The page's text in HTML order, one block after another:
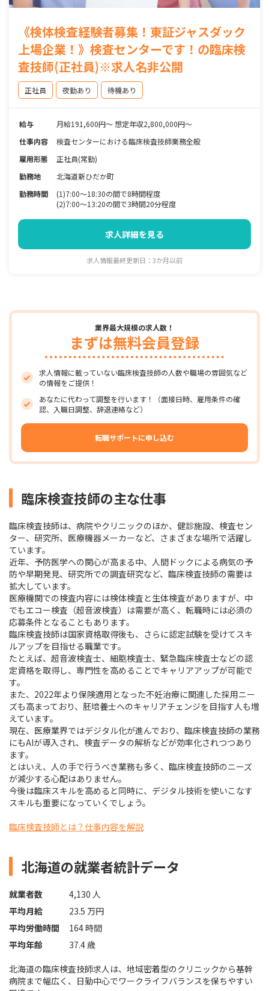
《検体検査経験者募集！東証ジャスダック
上場企業！》検査センターです！の臨床検
査技師(正社員)※求人名非公開
正社員 夜勤あり 待機あり
給与
月給191,600円〜 想定年収2,800,000円～
仕事内容
検査センターにおける臨床検査技師業務全般
雇用形態
正社員(常勤)
勤務地
北海道新ひだか町
勤務時間
(1)7:00〜18:30の間で8時間程度
(2)7:00～13:20の間で3時間20分程度
求人詳細を見る
求人情報最終更新日：3か月以前
業界最大規模の求人数！
まずは無料会員登録
求人情報に載っていない臨床検査技師の人数や職場の雰囲気など
の情報をご提供！
あなたに代わって調整を行います！（面接日時、雇用条件の確
認、入職日調整、辞退連絡など）
転職サポートに申し込む
臨床検査技師の主な仕事
臨床検査技師は、病院やクリニックのほか、健診施設、検査セン
ター、研究所、医療機器メーカーなど、さまざまな場所で活躍し
ています。
近年、予防医学への関心が高まる中、人間ドックによる病気の予
防や早期発見、研究所での調査研究など、臨床検査技師の需要は
拡大しています。
医療機関での検査内容には検体検査と生体検査がありますが、中
でもエコー検査（超音波検査）は需要が高く、転職時には必須の
応募条件となることもあります。
臨床検査技師は国家資格取得後も、さらに認定試験を受けてスキ
ルアップを目指せる職業です。
たとえば、超音波検査士、細胞検査士、緊急臨床検査士などの認
定資格を取得し、専門性を高めることでキャリアアップが可能で
す。
また、2022年より保険適用となった不妊治療に関連した採用ニー
ズも高まっており、胚培養士へのキャリアチェンジを目指す人も増
えています。
現在、医療業界ではデジタル化が進んでおり、臨床検査技師の業務
にもAIが導入され、検査データの解析などが効率化されつつあり
ます。
とはいえ、人の手で行うべき業務も多く、臨床検査技師のニーズ
が減少する心配はありません。
今後は臨床スキルを高めると同時に、デジタル技術を使いこなす
スキルも重要になっていくでしょう。
臨床検査技師とは？仕事内容を解説
北海道の就業者統計データ
就業者数
4,130 人
平均月給
23.5 万円
平均労働時間
164 時間
平均年齢
37.4 歳
北海道の臨床検査技師求人は、地域密着型のクリニックから基幹
病院まで幅広く、日勤中心でワークライフバランスを保ちやすい